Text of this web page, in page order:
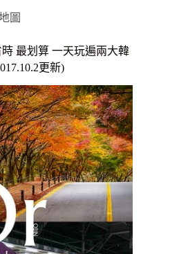
圖
最划算 一天玩遍兩大韓
更新)